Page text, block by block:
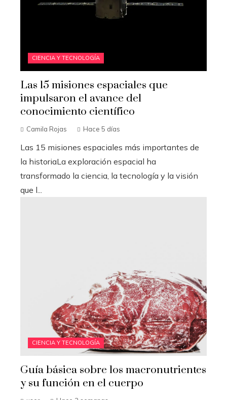
CIENCIA Y TECNOLOGÍA
Las 15 misiones espaciales que
impulsaron el avance del
conocimiento científico
Camila Rojas Hace 5 días
Las 15 misiones espaciales más importantes de
la historiaLa exploración espacial ha
transformado la ciencia, la tecnología y la visión
que l...
CIENCIA Y TECNOLOGÍA
Guía básica sobre los macronutrientes
y su función en el cuerpo